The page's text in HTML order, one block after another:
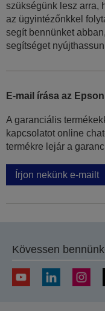
szükségünk lesz arra,
az ügyintézőnkkel
segít bennünket
segítséget
E-mail írása az
A garanciális
kapcsolatot online
termékre lejár a
Írjon nekünk e-mailt
Kövessen